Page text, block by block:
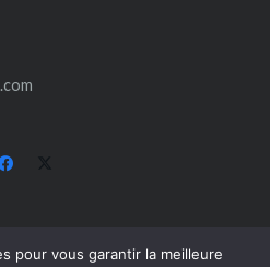
pour vous garantir la meilleure